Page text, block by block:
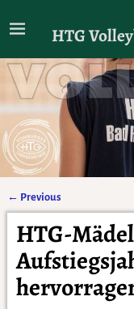
HTG
Artikelnavigation
← Previous
HTG-